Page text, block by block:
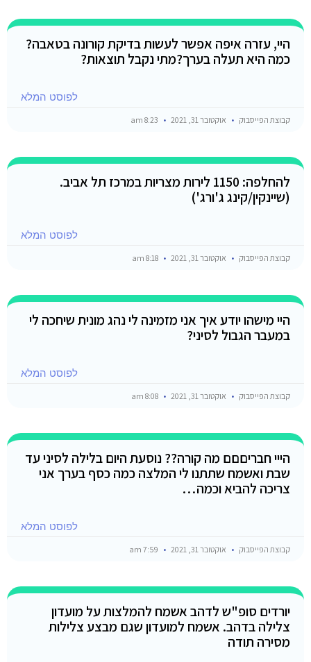
היי, עזרה איפה אפשר לעשות בדיקת קורונה בטאבה?
כמה היא תעלה בערך?מתי נקבל תוצאות?
לפוסט המלא
קבוצת הפייסבוק אוקטובר 31, 2021
להחלפה: 1150 לירות מצריות במרכז תל אביב.
(שיינקין/קינג ג'ורג')
לפוסט המלא
קבוצת הפייסבוק אוקטובר 31, 2021
היי מישהו יודע איך אני מזמינה לי נהג מונית שיחכה לי
במעבר הגבול לסיני?
לפוסט המלא
קבוצת הפייסבוק אוקטובר 31, 2021
הייי חבריםםם מה קורה?? נוסעת היום בלילה לסיני עד
שבת ואשמח שתתנו לי המלצה כמה כסף בערך אני
צריכה להביא וכמה…
לפוסט המלא
קבוצת הפייסבוק אוקטובר 31, 2021
יורדים סופ"ש לדהב אשמח להמלצות על מועדון
צלילה בדהב. אשמח למועדון שגם מבצע צלילות
מסירה תודה